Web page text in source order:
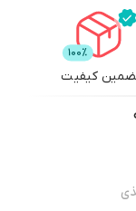
کیفیت